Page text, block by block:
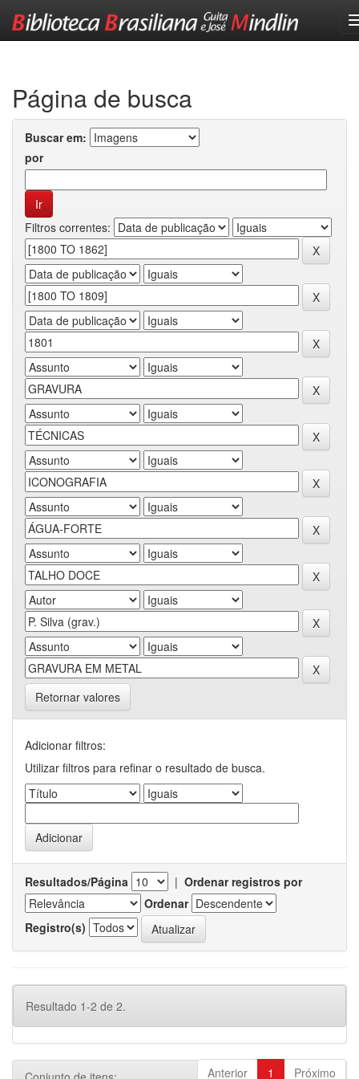
Página de busca
Buscar em:
por
Filtros correntes:
Retornar valores
Adicionar filtros:
Utilizar filtros para refinar o resultado de busca.
Resultados/Página | Ordenar registros por
Ordenar
Registro(s)
Resultado 1-2 de 2.
Anterior 1 Próximo